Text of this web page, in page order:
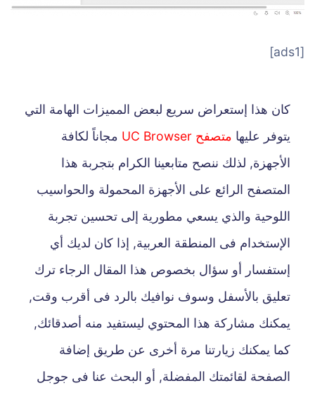
[ads1]
كان هذا إستعراض سريع لبعض المميزات الهامة التي
يتوفر عليها متصفح UC Browser
مجاناً لكافة
الأجهزة, لذلك ننصح متابعينا الكرام بتجربة هذا
المتصفح الرائع على الأجهزة المحمولة والحواسيب
اللوحية والذي يسعي مطورية إلى تحسين تجربة
الإستخدام فى المنطقة العربية, إذا كان لديك أي
إستفسار أو سؤال بخصوص هذا المقال الرجاء ترك
تعليق بالأسفل وسوف نوافيك بالرد فى أقرب وقت,
يمكنك مشاركة هذا المحتوي ليستفيد منه أصدقائك,
كما يمكنك زيارتنا مرة أخرى عن طريق إضافة
الصفحة لقائمتك المفضلة, أو البحث عنا فى جوجل